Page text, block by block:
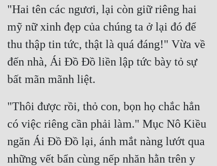
"Hai tên các ngươi, lại còn giữ riêng hai
mỹ nữ xinh đẹp của chúng ta ở lại đó để
thu thập tin tức, thật là quá đáng!" Vừa về
đến nhà, Ái Đồ Đồ liền lập tức bày tỏ sự
"Thôi được rồi, thỏ con, bọn họ chắc hẳn
có việc riêng cần phải làm." Mục Nô Kiều
ngăn Ái Đồ Đồ lại, ánh mắt nàng lướt qua
những vết bẩn cùng nếp nhăn hằn trên y